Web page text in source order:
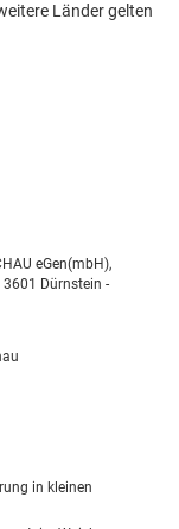
Länder gelten
eGen(mbH),
3601 Dürnstein -
in kleinen